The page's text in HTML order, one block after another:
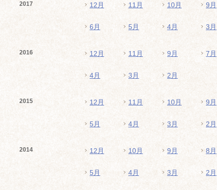
2017 12月 11月 10月 9月
6月 5月 4月 3月
2016 12月 11月 9月 7月
4月 3月 2月
2015 12月 11月 10月 9月
5月 4月 3月 2月
2014 12月 10月 9月 8月
5月 4月 3月 2月